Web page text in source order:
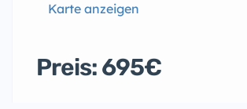
Karte anzeigen
Preis: 695€